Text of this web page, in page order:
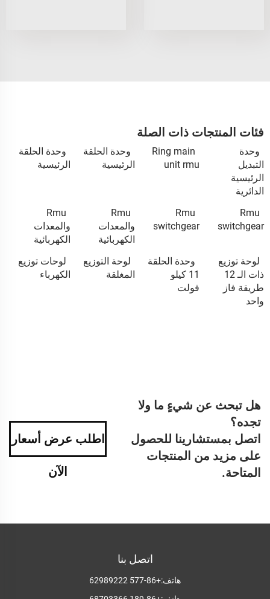
فئات المنتجات ذات الصلة
وحدة
التبديل
الرئيسية
الدائرية
Ring main
unit rmu
وحدة الحلقة
الرئيسية
وحدة الحلقة
الرئيسية
Rmu
switchgear
Rmu
switchgear
Rmu
والمعدات
الكهربائية
Rmu
والمعدات
الكهربائية
لوحة توزيع
ذات الـ 12
طريقة فاز
واحد
وحدة الحلقة
11 كيلو
فولت
لوحة التوزيع
المغلقة
لوحات توزيع
الكهرباء
هل تبحث عن شيءٍ ما ولا
تجده؟
اتصل بمستشارينا للحصول
على مزيد من المنتجات
المتاحة.
اطلب عرض أسعار
الآن
اتصل بنا
هاتف:+86-577 62989222